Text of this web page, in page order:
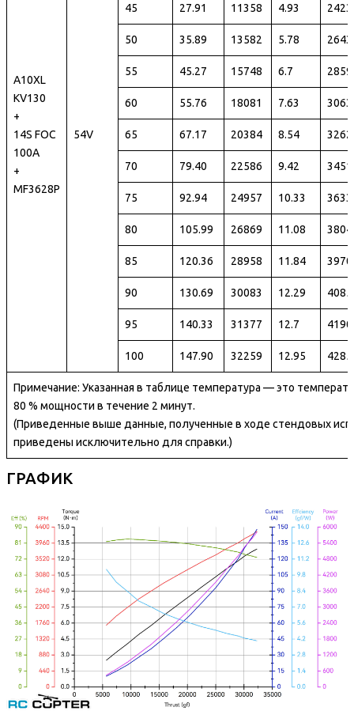
A10XL
KV130
+
14S FOC
100A
+
MF3628P
54V
45 27.91 11358 4.93 2423
50 35.89 13582 5.78 2643
55 45.27 15748 6.7 2859
60 55.76 18081 7.63 3063
65 67.17 20384 8.54 3262
70 79.40 22586 9.42 3451
75 92.94 24957 10.33 3633
80 105.99 26869 11.08 3804
85 120.36 28958 11.84 3970
90 130.69 30083 12.29 4085
95 140.33 31377 12.7 4190
100 147.90 32259 12.95 4285
Примечание: Указанная в таблице температура — это
80 % мощности в течение 2 минут.
(Приведенные выше данные, полученные в ходе стендовых
приведены исключительно для справки.)
ГРАФИК